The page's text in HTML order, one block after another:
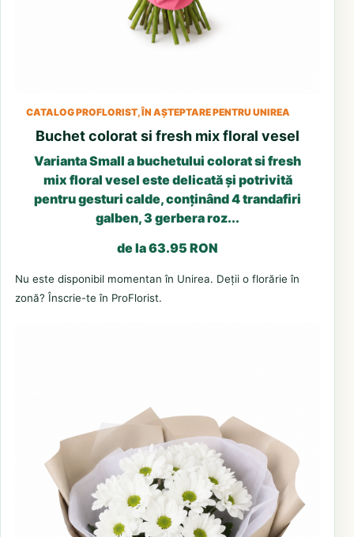
CATALOG PROFLORIST, ÎN AȘTEPTARE PENTRU UNIREA
Buchet colorat si fresh mix floral vesel
Varianta Small a buchetului colorat si fresh
mix floral vesel este delicată și potrivită
pentru gesturi calde, conținând 4 trandafiri
galben, 3 gerbera roz...
de la 63.95 RON
Nu este disponibil momentan în Unirea. Deții o florărie în
zonă? Înscrie-te în ProFlorist.